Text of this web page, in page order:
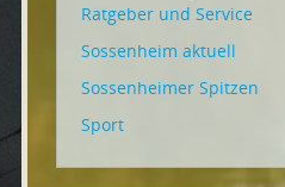
Ratgeber und Service
Sossenheim aktuell
Sossenheimer Spitzen
Sport